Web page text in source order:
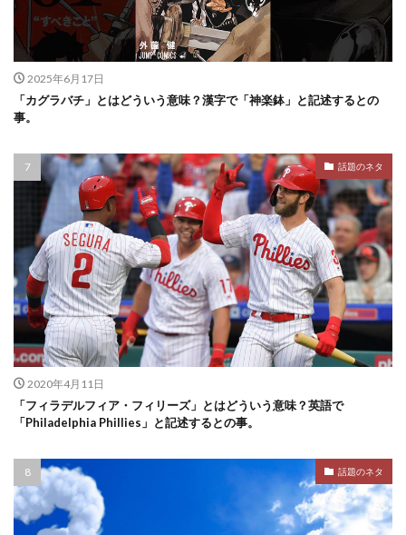
2025年6月17日
「カグラバチ」とはどういう意味？漢字で「神楽鉢」と記述するとの
事。
話題のネタ
2020年4月11日
「フィラデルフィア・フィリーズ」とはどういう意味？英語で
「Philadelphia Phillies」と記述するとの事。
話題のネタ